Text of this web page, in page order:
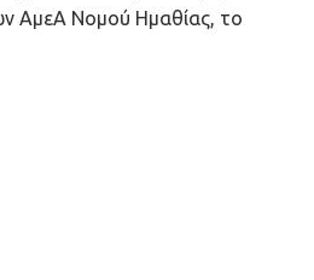
ΑμεΑ Νομού Ημαθίας, το